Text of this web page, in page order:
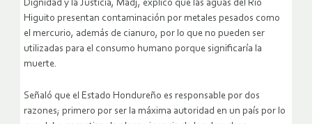
Dignidad y la Justicia, Madj, explicó que las aguas del Río
Higuito presentan contaminación por metales pesados como
el mercurio, además de cianuro, por lo que no pueden ser
utilizadas para el consumo humano porque significaría la
muerte.
Señaló que el Estado Hondureño es responsable por dos
razones; primero por ser la máxima autoridad en un país por lo